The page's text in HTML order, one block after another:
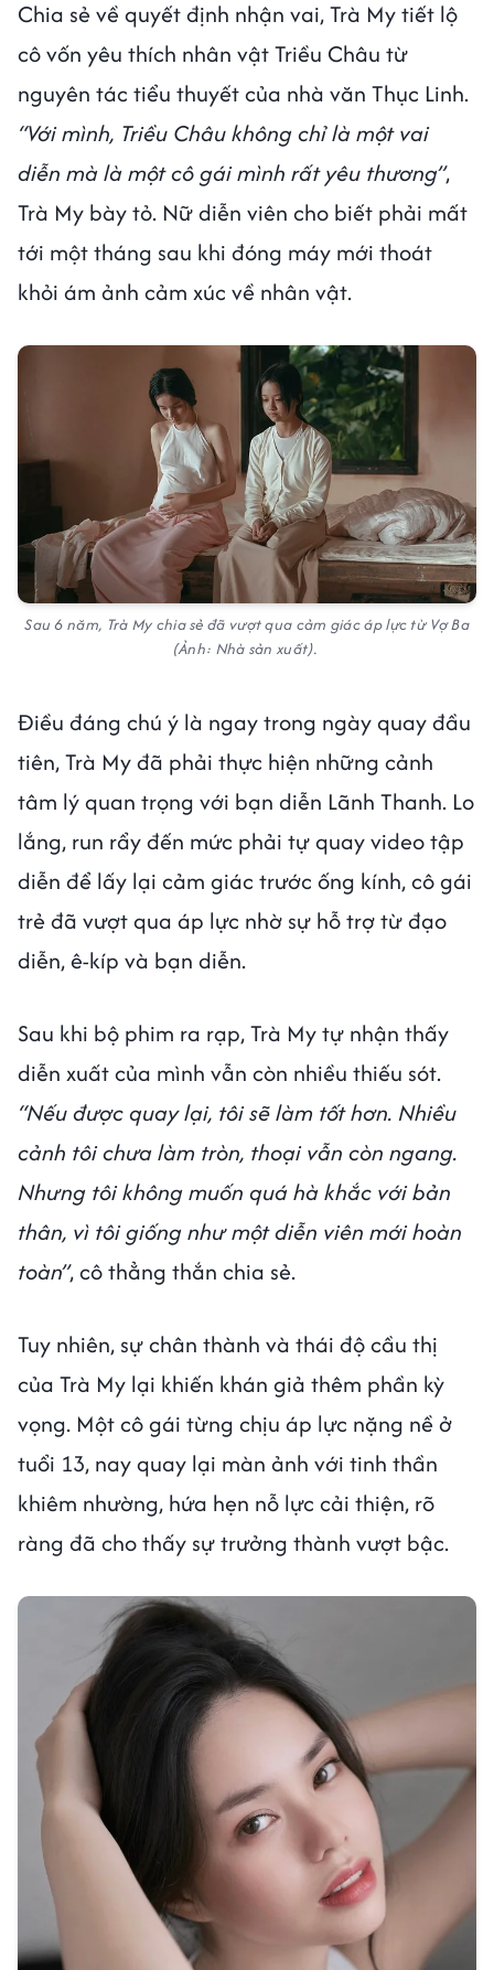
Chia sẻ về quyết định nhận vai, Trà My tiết lộ
cô vốn yêu thích nhân vật Triều Châu từ
nguyên tác tiểu thuyết của nhà văn Thục Linh.
“Với mình, Triều Châu không chỉ là một vai
diễn mà là một cô gái mình rất yêu thương”,
Trà My bày tỏ. Nữ diễn viên cho biết phải mất
tới một tháng sau khi đóng máy mới thoát
khỏi ám ảnh cảm xúc về nhân vật.
Sau 6 năm, Trà My chia sẻ đã vượt qua cảm giác áp lực từ Vợ Ba
(Ảnh: Nhà sản xuất).
Điều đáng chú ý là ngay trong ngày quay đầu
tiên, Trà My đã phải thực hiện những cảnh
tâm lý quan trọng với bạn diễn Lãnh Thanh. Lo
lắng, run rẩy đến mức phải tự quay video tập
diễn để lấy lại cảm giác trước ống kính, cô gái
trẻ đã vượt qua áp lực nhờ sự hỗ trợ từ đạo
diễn, ê-kíp và bạn diễn.
Sau khi bộ phim ra rạp, Trà My tự nhận thấy
diễn xuất của mình vẫn còn nhiều thiếu sót.
“Nếu được quay lại, tôi sẽ làm tốt hơn. Nhiều
cảnh tôi chưa làm tròn, thoại vẫn còn ngang.
Nhưng tôi không muốn quá hà khắc với bản
thân, vì tôi giống như một diễn viên mới hoàn
toàn”, cô thẳng thắn chia sẻ.
Tuy nhiên, sự chân thành và thái độ cầu thị
của Trà My lại khiến khán giả thêm phần kỳ
vọng. Một cô gái từng chịu áp lực nặng nề ở
tuổi 13, nay quay lại màn ảnh với tinh thần
khiêm nhường, hứa hẹn nỗ lực cải thiện, rõ
ràng đã cho thấy sự trưởng thành vượt bậc.